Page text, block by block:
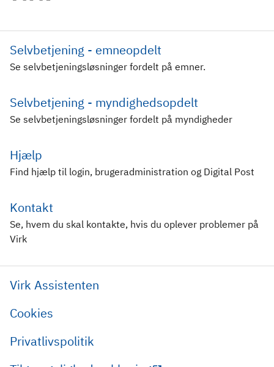
Selvbetjening - emneopdelt
Se selvbetjeningsløsninger fordelt på emner.
Selvbetjening - myndighedsopdelt
Se selvbetjeningsløsninger fordelt på myndigheder
Hjælp
Find hjælp til login, brugeradministration og Digital Post
Kontakt
Se, hvem du skal kontakte, hvis du oplever problemer på
Virk
Virk Assistenten
Cookies
Privatlivspolitik